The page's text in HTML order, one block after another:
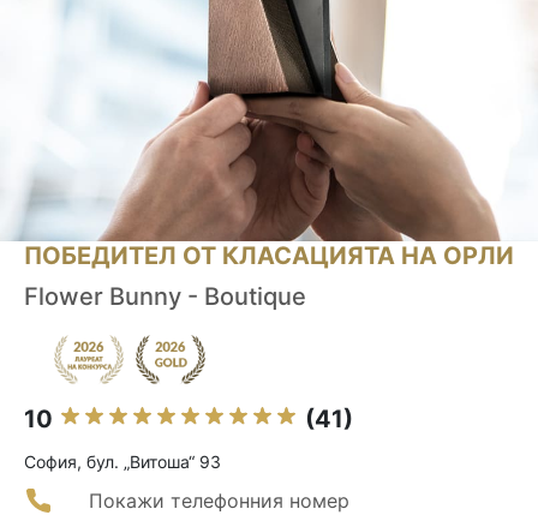
ПОБЕДИТЕЛ ОТ КЛАСАЦИЯТА НА ОРЛИ
Flower Bunny - Boutique
10 (41)
София, бул. „Витоша“ 93
Покажи телефонния номер